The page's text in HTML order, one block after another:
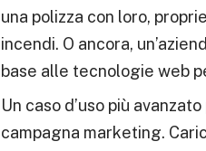
una polizza con loro,
incendi. O ancora,
base alle tecnologie web
Un caso d’uso più
campagna marketing.